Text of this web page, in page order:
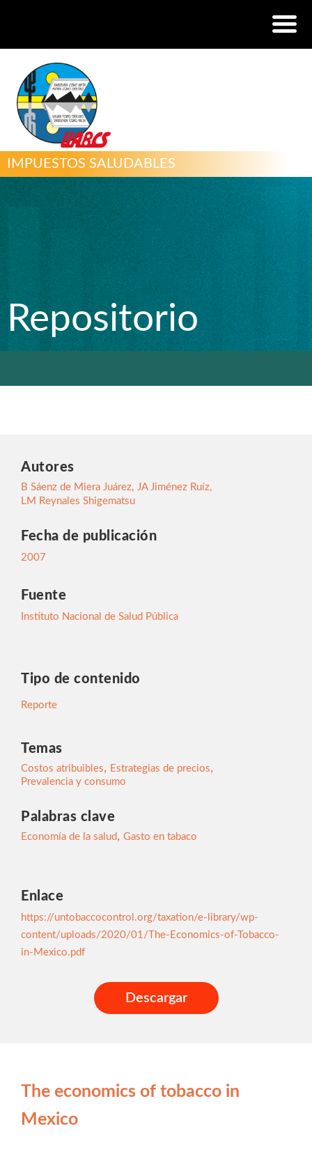
IMPUESTOS SALUDABLES
Repositorio
Autores
B Sáenz de Miera Juárez, JA Jiménez Ruíz,
LM Reynales Shigematsu
Fecha de publicación
2007
Fuente
Instituto Nacional de Salud Pública
Tipo de contenido
Reporte
Temas
Costos atribuibles, Estrategias de precios,
Prevalencia y consumo
Palabras clave
Economía de la salud, Gasto en tabaco
Enlace
https://untobaccocontrol.org/taxation/e-library/wp-
content/uploads/2020/01/The-Economics-of-Tobacco-
in-Mexico.pdf
Descargar
The economics of tobacco in
Mexico